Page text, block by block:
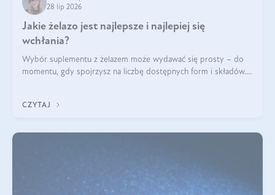
28 lip 2026
Jakie żelazo jest najlepsze i najlepiej się
wchłania?
Wybór suplementu z żelazem może wydawać się prosty – do
momentu, gdy spojrzysz na liczbę dostępnych form i składów.
zawierać suplement?
CZYTAJ